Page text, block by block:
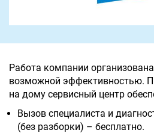
Работа компании
возможной эффективностью.
на дому сервисный центр
Вызов специалиста и
(без разборки) – бесплатно.